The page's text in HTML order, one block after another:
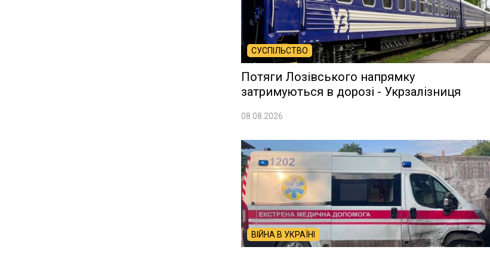
СУСПІЛЬСТВО
Потяги Лозівського напрямку
затримуються в дорозі - Укрзалізниця
08.08.2026
ВІЙНА В УКРАЇНІ